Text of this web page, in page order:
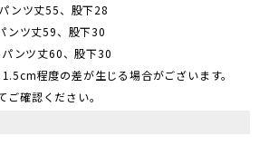
ンツ丈55、股下28
ンツ丈59、股下30
ンツ丈60、股下30
程度の差が生じる場合がございます。
ご確認ください。